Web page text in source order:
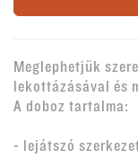
Meglephetjük
lekottázásával és
A doboz tartalma:
- lejátszó